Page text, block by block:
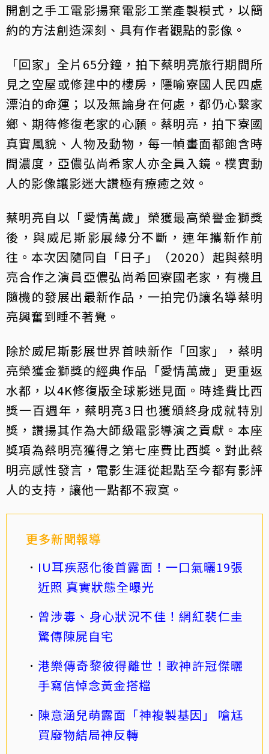
開創之手工電影揚棄電影工業產製模式，以簡
約的方法創造深刻、具有作者觀點的影像。
「回家」全片65分鐘，拍下蔡明亮旅行期間所
見之空屋或修建中的樓房，隱喻寮國人民四處
漂泊的命運；以及無論身在何處，都仍心繫家
鄉、期待修復老家的心願。蔡明亮，拍下寮國
真實風貌、人物及動物，每一幀畫面都飽含時
間濃度，亞儂弘尚希家人亦全員入鏡。樸實動
人的影像讓影迷大讚極有療癒之效。
蔡明亮自以「愛情萬歲」榮獲最高榮譽金獅獎
後，與威尼斯影展緣分不斷，連年攜新作前
往。本次因隨同自「日子」（2020）起與蔡明
亮合作之演員亞儂弘尚希回寮國老家，有機且
隨機的發展出最新作品，一拍完仍讓名導蔡明
亮興奮到睡不著覺。
除於威尼斯影展世界首映新作「回家」，蔡明
亮榮獲金獅獎的經典作品「愛情萬歲」更重返
水都，以4K修復版全球影迷見面。時逢費比西
獎一百週年，蔡明亮3日也獲頒終身成就特別
獎，讚揚其作為大師級電影導演之貢獻。本座
獎項為蔡明亮獲得之第七座費比西獎。對此蔡
明亮感性發言，電影生涯從起點至今都有影評
人的支持，讓他一點都不寂寞。
更多新聞報導
IU耳疾惡化後首露面！一口氣曬19張
近照 真實狀態全曝光
曾涉毒、身心狀況不佳！網紅裴仁圭
驚傳陳屍自宅
港樂傳奇黎彼得離世！歌神許冠傑曬
手寫信悼念黃金搭檔
陳意涵兒萌露面「神複製基因」 嗆尪
買廢物結局神反轉